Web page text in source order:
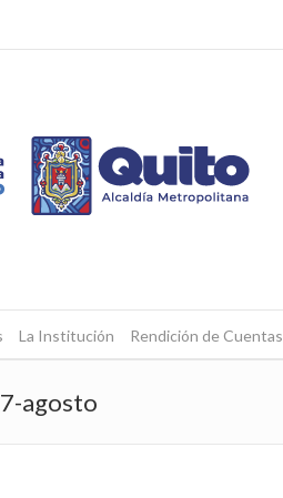
La Institución Rendición de Cuentas
agosto